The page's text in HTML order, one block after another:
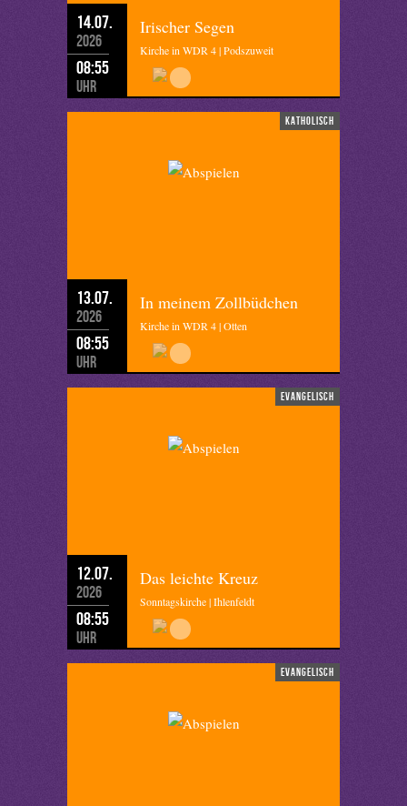
14.07.
2026
08:55
Uhr
Irischer Segen
Kirche in WDR 4 | Podszuweit
katholisch
13.07.
2026
08:55
Uhr
In meinem Zollbüdchen
Kirche in WDR 4 | Otten
evangelisch
12.07.
2026
08:55
Uhr
Das leichte Kreuz
Sonntagskirche | Ihlenfeldt
evangelisch